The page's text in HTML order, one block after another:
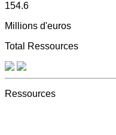
154.6
Millions d'euros
Total Ressources
Ressources